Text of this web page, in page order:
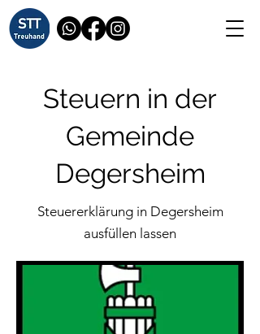
Steuern in der
Gemeinde
Degersheim
Steuererklärung in Degersheim
ausfüllen lassen